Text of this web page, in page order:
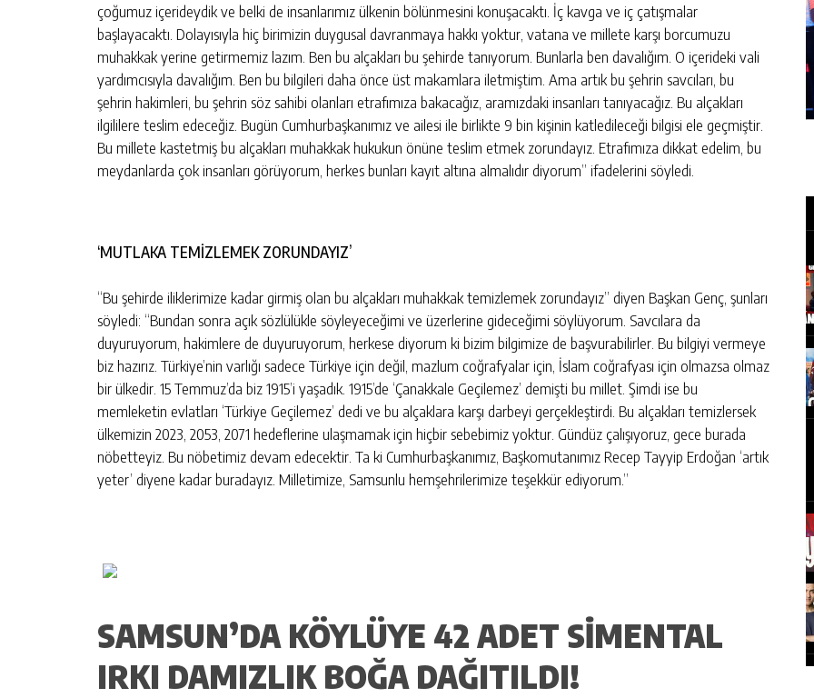
çoğumuz içerideydik ve belki de insanlarımız ülkenin bölünmesini konuşacaktı. İç kavga ve iç çatışmalar
başlayacaktı. Dolayısıyla hiç birimizin duygusal davranmaya hakkı yoktur, vatana ve millete karşı borcumuzu
muhakkak yerine getirmemiz lazım. Ben bu alçakları bu şehirde tanıyorum. Bunlarla ben davalığım. O içerideki vali
yardımcısıyla davalığım. Ben bu bilgileri daha önce üst makamlara iletmiştim. Ama artık bu şehrin savcıları, bu
şehrin hakimleri, bu şehrin söz sahibi olanları etrafımıza bakacağız, aramızdaki insanları tanıyacağız. Bu alçakları
ilgililere teslim edeceğiz. Bugün Cumhurbaşkanımız ve ailesi ile birlikte 9 bin kişinin katledileceği bilgisi ele geçmiştir.
Bu millete kastetmiş bu alçakları muhakkak hukukun önüne teslim etmek zorundayız. Etrafımıza dikkat edelim, bu
meydanlarda çok insanları görüyorum, herkes bunları kayıt altına almalıdır diyorum” ifadelerini söyledi.
‘MUTLAKA TEMİZLEMEK ZORUNDAYIZ’
“Bu şehirde iliklerimize kadar girmiş olan bu alçakları muhakkak temizlemek zorundayız” diyen Başkan Genç, şunları
söyledi: “Bundan sonra açık sözlülükle söyleyeceğimi ve üzerlerine gideceğimi söylüyorum. Savcılara da
duyuruyorum, hakimlere de duyuruyorum, herkese diyorum ki bizim bilgimize de başvurabilirler. Bu bilgiyi vermeye
biz hazırız. Türkiye’nin varlığı sadece Türkiye için değil, mazlum coğrafyalar için, İslam coğrafyası için olmazsa olmaz
bir ülkedir. 15 Temmuz’da biz 1915’i yaşadık. 1915’de ‘Çanakkale Geçilemez’ demişti bu millet. Şimdi ise bu
memleketin evlatları ‘Türkiye Geçilemez’ dedi ve bu alçaklara karşı darbeyi gerçekleştirdi. Bu alçakları temizlersek
ülkemizin 2023, 2053, 2071 hedeflerine ulaşmamak için hiçbir sebebimiz yoktur. Gündüz çalışıyoruz, gece burada
nöbetteyiz. Bu nöbetimiz devam edecektir. Ta ki Cumhurbaşkanımız, Başkomutanımız Recep Tayyip Erdoğan ‘artık
yeter’ diyene kadar buradayız. Milletimize, Samsunlu hemşehrilerimize teşekkür ediyorum.”
SAMSUN’DA KÖYLÜYE 42 ADET SIMENTAL
IRKI DAMIZLIK BOĞA DAĞITILDI!